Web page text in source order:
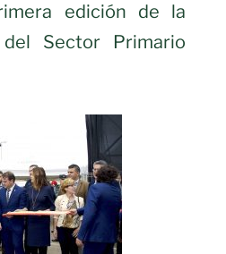
edición de la
del Sector Primario